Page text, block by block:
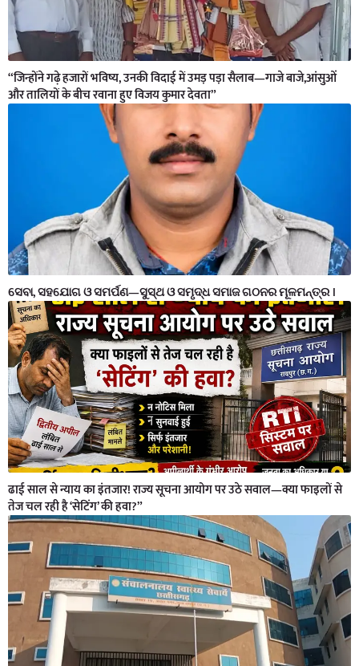
“जिन्होंने गढ़े हजारों भविष्य, उनकी विदाई में उमड़ पड़ा सैलाब—गाजे बाजे,आंसुओं
और तालियों के बीच रवाना हुए विजय कुमार देवता”
ସେବା, ସହଯୋଗ ଓ ସମର୍ପଣ—ସୁସ୍ଥ ଓ ସମୃଦ୍ଧ ସମାଜ ଗଠନର ମୂଳମନ୍ତ୍ର ।
ढाई साल से न्याय का इंतजार! राज्य सूचना आयोग पर उठे सवाल—क्या फाइलों से
तेज चल रही है ‘सेटिंग’ की हवा?”